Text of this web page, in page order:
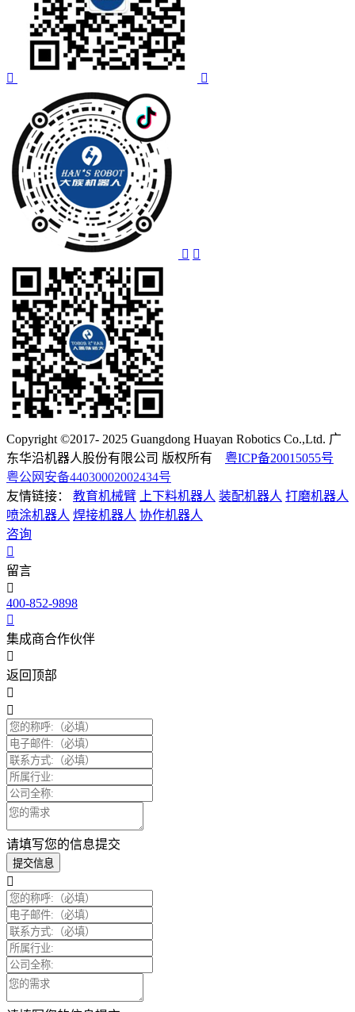
Copyright ©2017- 2025 Guangdong Huayan Robotics Co.,Ltd. 广
东华沿机器人股份有限公司 版权所有 粤ICP备20015055号
粤公网安备44030002002434号
友情链接：
教育机械臂 上下料机器人 装配机器人 打磨机器人
喷涂机器人 焊接机器人 协作机器人
咨询
留言
400-852-9898
集成商合作伙伴
返回顶部
请填写您的信息提交
提交信息